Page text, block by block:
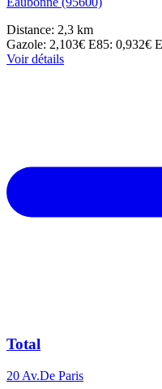
Distance: 2,3 km
Gazole: 2,103€ E85: 0,932€
Voir détails
Total
20 Av.De Paris